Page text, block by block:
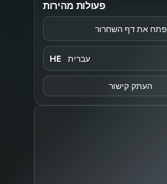
פעולות מהירות
פתח את דף השחרור
HE עברית
העתק קישור